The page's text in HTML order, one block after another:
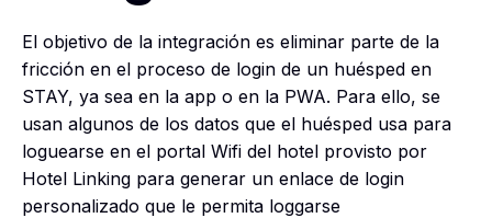
El objetivo de la integración es eliminar parte de la
fricción en el proceso de login de un huésped en
STAY, ya sea en la app o en la PWA. Para ello, se
usan algunos de los datos que el huésped usa para
loguearse en el portal Wifi del hotel provisto por
Hotel Linking para generar un enlace de login
personalizado que le permita loggarse